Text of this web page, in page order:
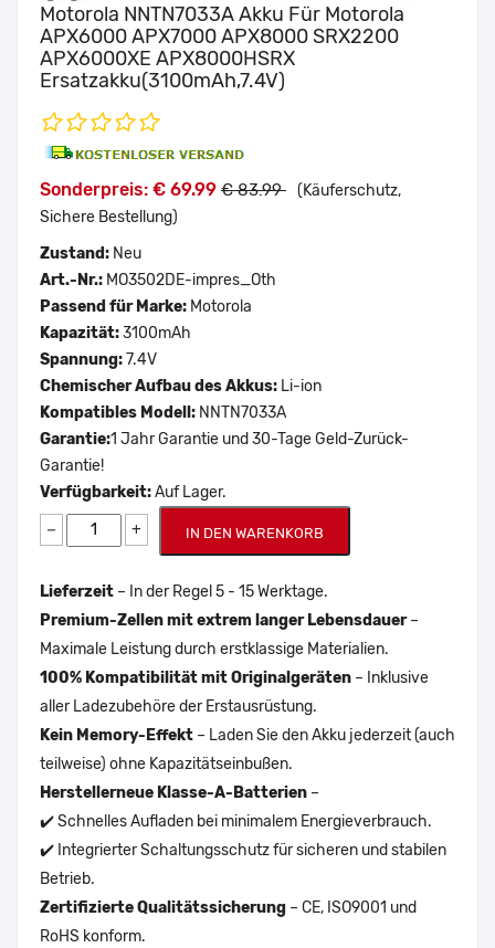
Motorola NNTN7033A Akku Für Motorola
APX6000 APX7000 APX8000 SRX2200
APX6000XE APX8000HSRX
Ersatzakku(3100mAh,7.4V)
Sonderpreis: € 69.99 € 83.99 (Käuferschutz,
Sichere Bestellung)
Zustand: Neu
Art.-Nr.: MO3502DE-impres_Oth
Passend für Marke: Motorola
Kapazität:3100mAh
Spannung:7.4V
Chemischer Aufbau des Akkus: Li-ion
Kompatibles Modell: NNTN7033A
Garantie:1 Jahr Garantie und 30-Tage Geld-Zurück-
Garantie!
Verfügbarkeit:Auf Lager.
− + IN DEN WARENKORB
Lieferzeit – In der Regel 5 - 15 Werktage.
Premium-Zellen mit extrem langer Lebensdauer–
Maximale Leistung durch erstklassige Materialien.
100% Kompatibilität mit Originalgeräten – Inklusive
aller Ladezubehöre der Erstausrüstung.
Kein Memory-Effekt – Laden Sie den Akku jederzeit (auch
teilweise) ohne Kapazitätseinbußen.
Herstellerneue Klasse-A-Batterien –
✔️ Schnelles Aufladen bei minimalem Energieverbrauch.
✔️ Integrierter Schaltungsschutz für sicheren und stabilen
Betrieb.
Zertifizierte Qualitätssicherung – CE, ISO9001 und
RoHS konform.